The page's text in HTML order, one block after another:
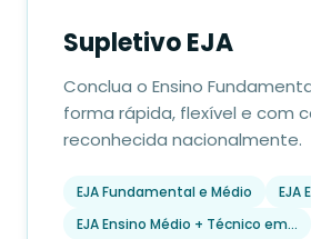
Supletivo EJA
Conclua o Ensino
forma rápida, flexível e com
reconhecida nacionalmente.
EJA Fundamental e Médio
EJA
EJA Ensino Médio + Técnico em…